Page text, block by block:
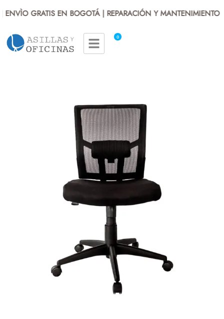
GRATIS EN BOGOTÁ | REPARACIÓN Y MANTENIMIENTO
0